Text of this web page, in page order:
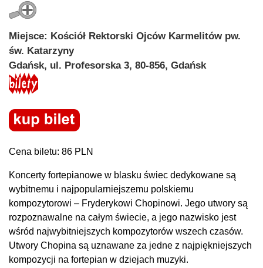
Miejsce: Kościół Rektorski Ojców Karmelitów pw.
św. Katarzyny
Gdańsk, ul. Profesorska 3, 80-856, Gdańsk
Cena biletu: 86 PLN
Koncerty fortepianowe w blasku świec dedykowane są
wybitnemu i najpopularniejszemu polskiemu
kompozytorowi – Fryderykowi Chopinowi. Jego utwory są
rozpoznawalne na całym świecie, a jego nazwisko jest
wśród najwybitniejszych kompozytorów wszech czasów.
Utwory Chopina są uznawane za jedne z najpiękniejszych
kompozycji na fortepian w dziejach muzyki.